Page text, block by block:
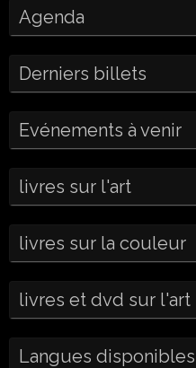
Agenda
Derniers billets
Evénements à venir
livres sur l'art
livres sur la couleur
livres et dvd sur l'art
Langues disponibles